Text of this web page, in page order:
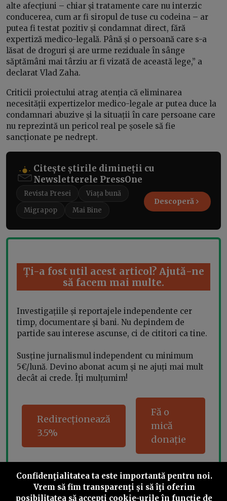
alte afecțiuni – chiar și tratamente care nu interzic
conducerea, cum ar fi siropul de tuse cu codeina – ar
putea fi testat pozitiv și condamnat direct, fără
expertiză medico-legală. Până și o persoană care s-a
lăsat de droguri și are urme reziduale în sânge
săptămâni mai târziu ar fi vizată de această lege,” a
declarat Vlad Zaha.
Criticii proiectului atrag atenția că eliminarea
necesității expertizelor medico-legale ar putea duce la
condamnari abuzive și la situații în care persoane care
nu reprezintă un pericol real pe șosele să fie
sancționate pe nedrept.
Citește știrile dimineții cu
Newsletterele PressOne
Revista Presei
Viața bună
Migrapop
Mai Bine
Descoperă
Ți-a fost util acest articol? Ajută-ne
să facem mai multe.
Investigațiile și reportajele independente cer
timp, documentare și bani. Nu depindem de
partide sau interese ascunse, ci de cititori ca tine.
Susține jurnalismul independent cu minimum
5€/lună. Devino abonat acum și ne ajuți mai mult
decât ai crede. Îți mulțumim!
Redirecționează
3.5%
Fă o
mică
donație
Share this
Confidenţialitatea ta este importantă pentru noi.
Vrem să fim transparenţi și să îţi oferim
posibilitatea să accepţi cookie-urile în funcţie de